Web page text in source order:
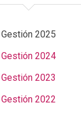
Gestión 2025
Gestión 2024
Gestión 2023
Gestión 2022